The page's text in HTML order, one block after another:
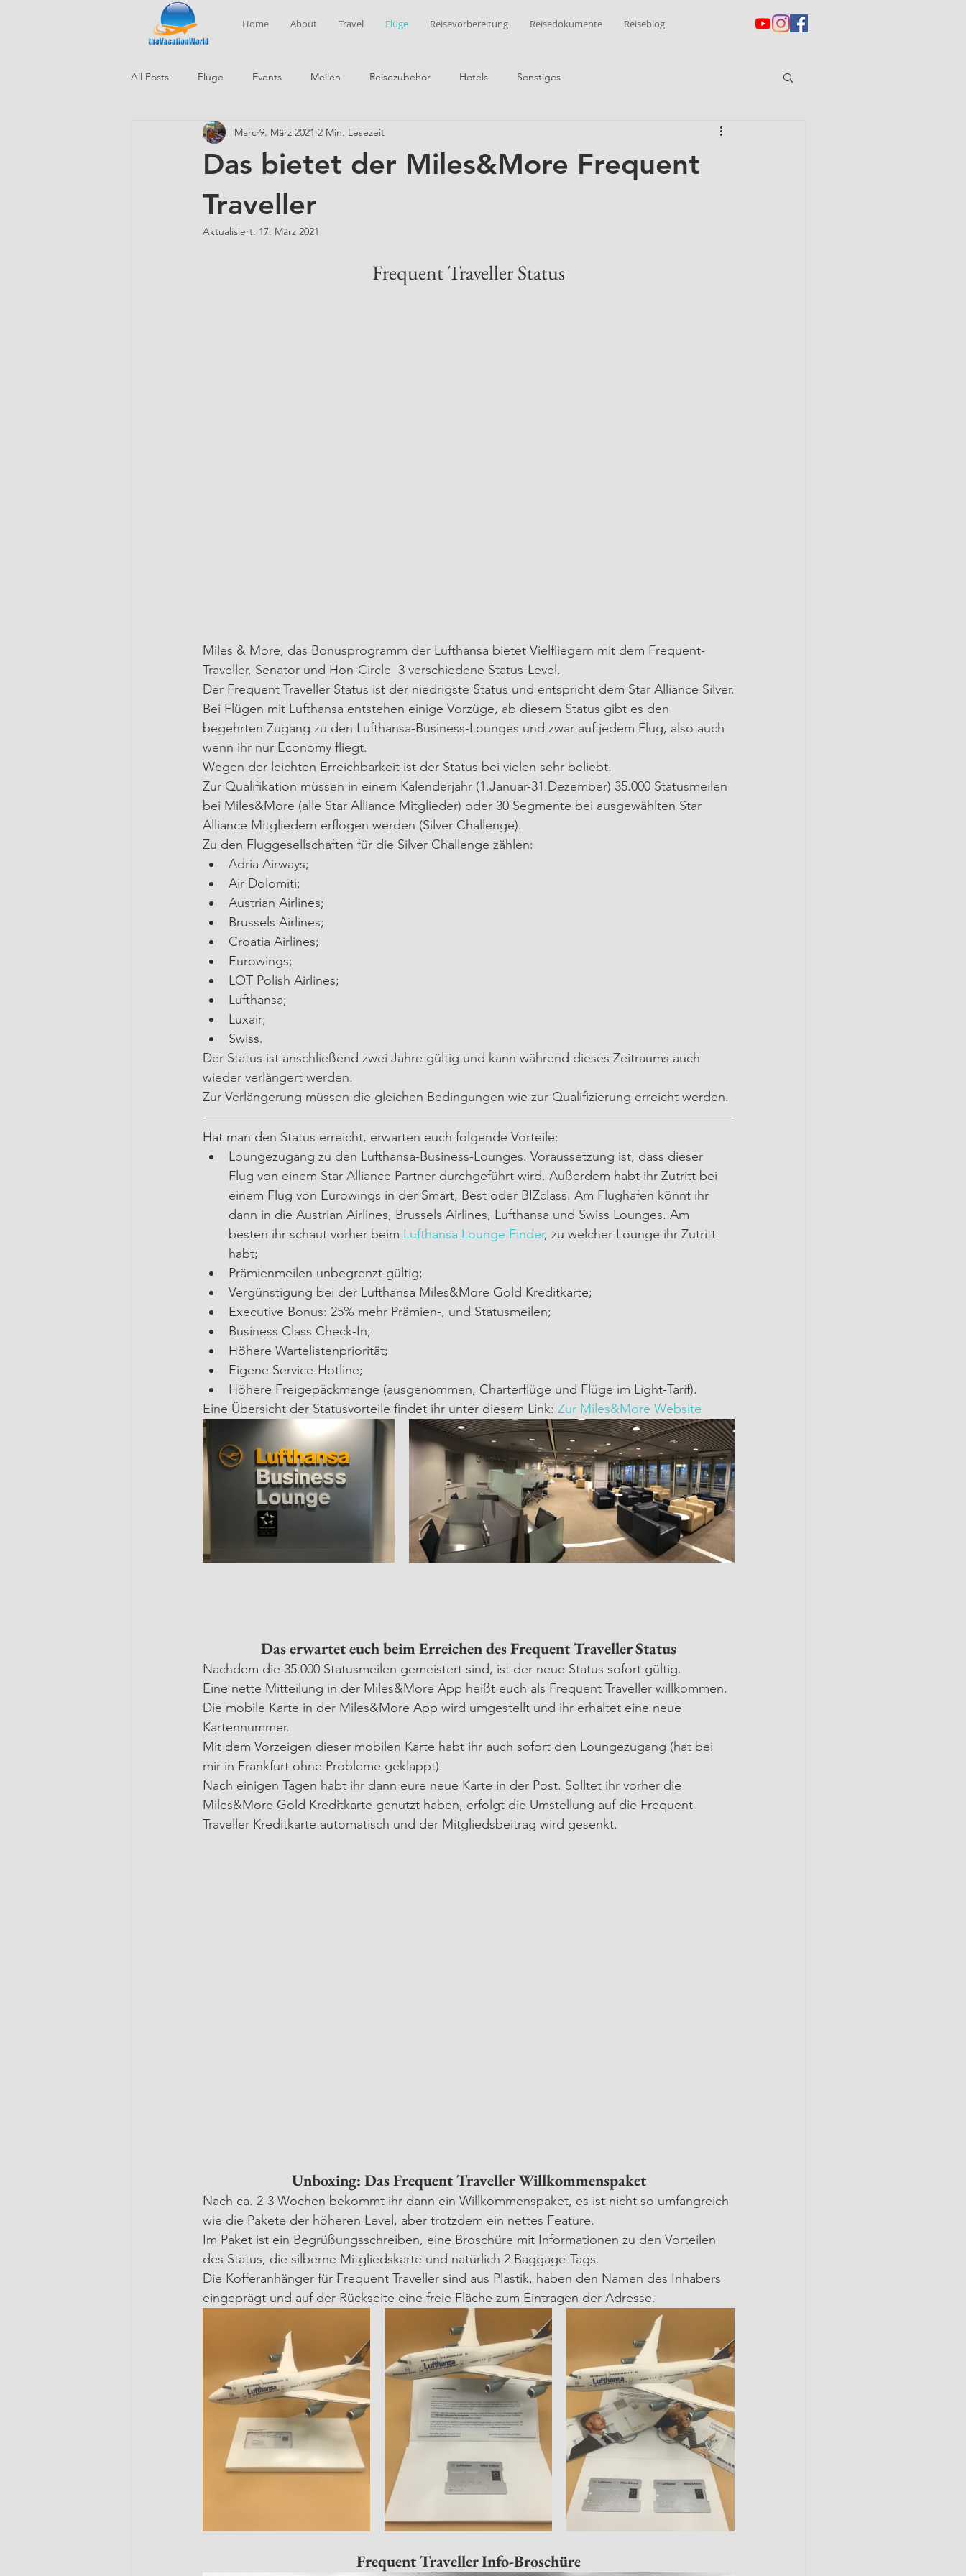
Home About Travel Flüge Reisevorbereitung Reisedokumente Reiseblog
All Posts Flüge Events Meilen Reisezubehör Hotels Sonstiges
Das bietet der Miles&More Frequent
Traveller
Marc 9. März 2021 2 Min. Lesezeit
Aktualisiert: 17. März 2021
Frequent Traveller Status
Miles & More, das Bonusprogramm der Lufthansa bietet Vielfliegern mit dem Frequent-
Traveller, Senator und Hon-Circle  3 verschiedene Status-Level.
Der Frequent Traveller Status ist der niedrigste Status und entspricht dem Star Alliance Silver.
Bei Flügen mit Lufthansa entstehen einige Vorzüge, ab diesem Status gibt es den
begehrten Zugang zu den Lufthansa-Business-Lounges und zwar auf jedem Flug, also auch
wenn ihr nur Economy fliegt.
Wegen der leichten Erreichbarkeit ist der Status bei vielen sehr beliebt.
Zur Qualifikation müssen in einem Kalenderjahr (1.Januar-31.Dezember) 35.000 Statusmeilen
bei Miles&More (alle Star Alliance Mitglieder) oder 30 Segmente bei ausgewählten Star
Alliance Mitgliedern erflogen werden (Silver Challenge).
Zu den Fluggesellschaften für die Silver Challenge zählen:
Adria Airways;
Air Dolomiti;
Austrian Airlines;
Brussels Airlines;
Croatia Airlines;
Eurowings;
LOT Polish Airlines;
Lufthansa;
Luxair;
Swiss.
Der Status ist anschließend zwei Jahre gültig und kann während dieses Zeitraums auch
wieder verlängert werden.
Zur Verlängerung müssen die gleichen Bedingungen wie zur Qualifizierung erreicht werden.
Hat man den Status erreicht, erwarten euch folgende Vorteile:
Loungezugang zu den Lufthansa-Business-Lounges. Voraussetzung ist, dass dieser
Flug von einem Star Alliance Partner durchgeführt wird. Außerdem habt ihr Zutritt bei
einem Flug von Eurowings in der Smart, Best oder BIZclass. Am Flughafen könnt ihr
dann in die Austrian Airlines, Brussels Airlines, Lufthansa und Swiss Lounges. Am
besten ihr schaut vorher beim Lufthansa Lounge Finder, zu welcher Lounge ihr Zutritt
habt;
Prämienmeilen unbegrenzt gültig;
Vergünstigung bei der Lufthansa Miles&More Gold Kreditkarte;
Executive Bonus: 25% mehr Prämien-, und Statusmeilen;
Business Class Check-In;
Höhere Wartelistenpriorität;
Eigene Service-Hotline;
Höhere Freigepäckmenge (ausgenommen, Charterflüge und Flüge im Light-Tarif).
Eine Übersicht der Statusvorteile findet ihr unter diesem Link: Zur Miles&More Website
Das erwartet euch beim Erreichen des Frequent Traveller Status
Nachdem die 35.000 Statusmeilen gemeistert sind, ist der neue Status sofort gültig.
Eine nette Mitteilung in der Miles&More App heißt euch als Frequent Traveller willkommen.
Die mobile Karte in der Miles&More App wird umgestellt und ihr erhaltet eine neue
Kartennummer.
Mit dem Vorzeigen dieser mobilen Karte habt ihr auch sofort den Loungezugang (hat bei
mir in Frankfurt ohne Probleme geklappt).
Nach einigen Tagen habt ihr dann eure neue Karte in der Post. Solltet ihr vorher die
Miles&More Gold Kreditkarte genutzt haben, erfolgt die Umstellung auf die Frequent
Traveller Kreditkarte automatisch und der Mitgliedsbeitrag wird gesenkt.
Unboxing: Das Frequent Traveller Willkommenspaket
Nach ca. 2-3 Wochen bekommt ihr dann ein Willkommenspaket, es ist nicht so umfangreich
wie die Pakete der höheren Level, aber trotzdem ein nettes Feature.
Im Paket ist ein Begrüßungsschreiben, eine Broschüre mit Informationen zu den Vorteilen
des Status, die silberne Mitgliedskarte und natürlich 2 Baggage-Tags.
Die Kofferanhänger für Frequent Traveller sind aus Plastik, haben den Namen des Inhabers
eingeprägt und auf der Rückseite eine freie Fläche zum Eintragen der Adresse.
Frequent Traveller Info-Broschüre